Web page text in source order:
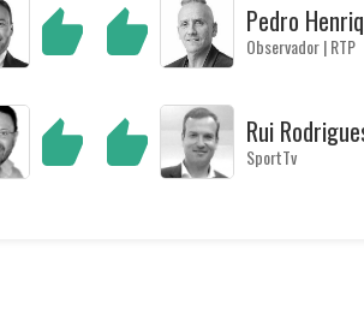
Pedro
Observador | RTP
Rui
SportTv